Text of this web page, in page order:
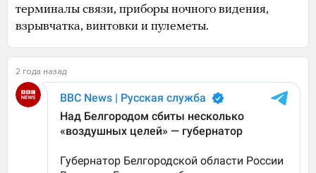
терминалы связи, приборы ночного видения,
взрывчатка, винтовки и пулеметы.
2 года назад